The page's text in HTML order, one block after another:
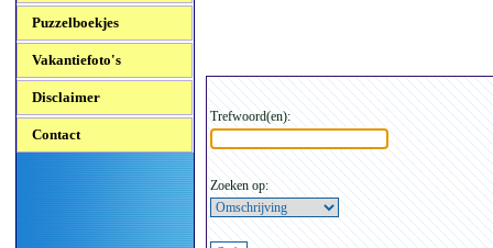
Puzzelboekjes
Vakantiefoto's
Disclaimer
Contact
Trefwoord(en):
Zoeken op: